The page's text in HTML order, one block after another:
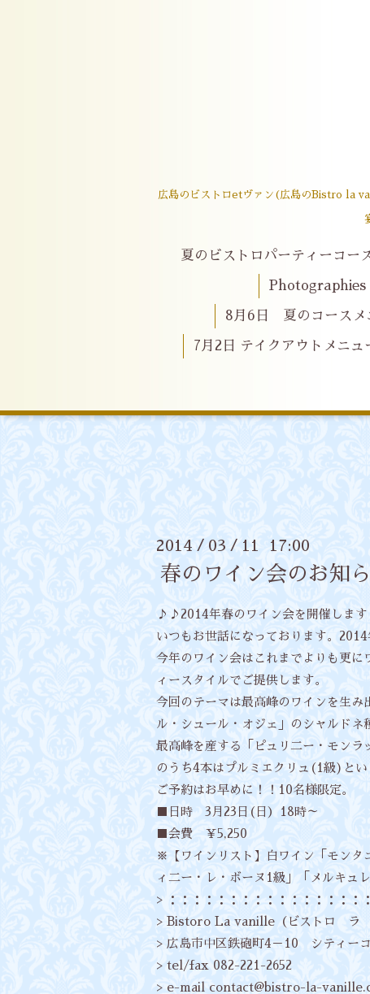
広島のビストロetヴァン(広島のBistro la
夏のビストロパーティーコー
Photographies
8月6日 夏のコー
7月2日 テイクアウトメニュ
2014 / 03 / 11 17:00
春のワイン会のお知
♪♪2014年春のワイン会を開催しま
いつもお世話になっております。
今年のワイン会はこれまでよりも更
ィースタイルでご提供します。
今回のテーマは最高峰のワインを生
ル・シュール・オジェ」のシャルド
最高峰を産する「ピュリ二ー・モン
のうち4本はプルミエクリュ(1級)とい
ご予約はお早めに！！10名様限定。
■日時 3月23日(日）18時～
■会費 ￥5,250
※【ワインリスト】白ワイン「モンタ
ィ二ー・レ・ボーヌ1級」「メルキュレ
> ：：：：：：：：：：：：：：：：
> Bistoro La vanille（ビストロ ラ
> 広島市中区鉄砲町4－10 シティー
> tel/fax 082-221-2652
> e-mail contact@bistro-la-